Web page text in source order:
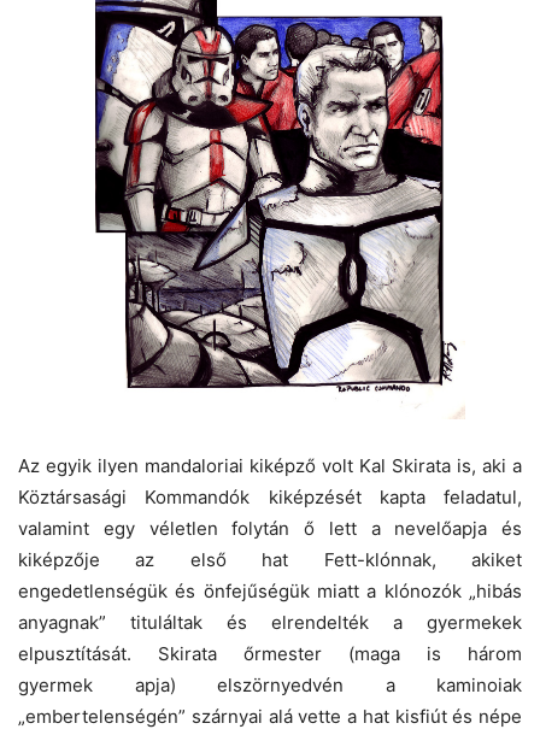
Az egyik ilyen mandaloriai kiképző volt Kal Skirata is, aki a
Köztársasági Kommandók kiképzését kapta feladatul,
valamint egy véletlen folytán ő lett a nevelőapja és
kiképzője az első hat Fett-klónnak, akiket
engedetlenségük és önfejűségük miatt a klónozók „hibás
anyagnak” tituláltak és elrendelték a gyermekek
elpusztítását. Skirata őrmester (maga is három
gyermek apja) elszörnyedvén a kaminoiak
„embertelenségén” szárnyai alá vette a hat kisfiút és népe